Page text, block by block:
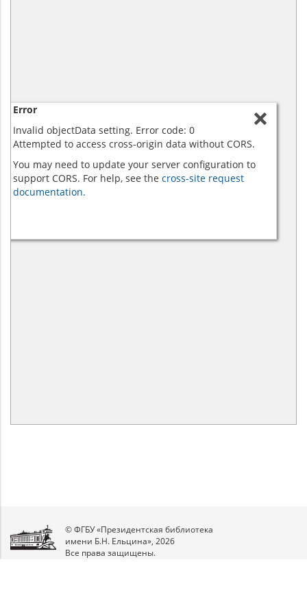
Error
Invalid objectData setting. Error code: 0
Attempted to access cross-origin data without CORS.
You may need to update your server configuration to
support CORS. For help, see the cross-site request
documentation.
© ФГБУ «Президентская библиотека
имени Б.Н. Ельцина», 2026
Все права защищены.